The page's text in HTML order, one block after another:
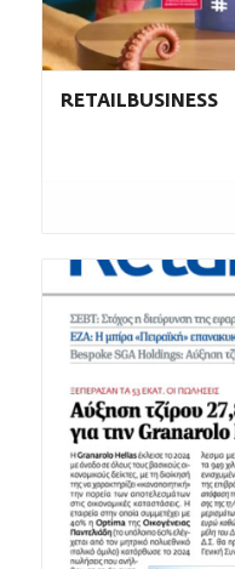
RETAILBUSINESS